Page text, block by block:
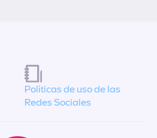
Políticas de uso de las
Redes Sociales